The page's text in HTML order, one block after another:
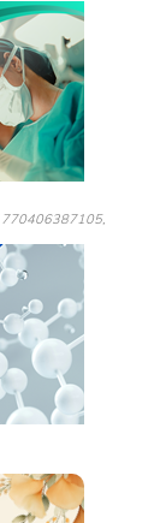
770406387105,